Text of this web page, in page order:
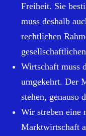
Freiheit. Sie
muss deshalb
rechtlichen
Wirtschaft muss
umgekehrt. Der
stehen, genauso
Wir streben eine
Marktwirtschaft